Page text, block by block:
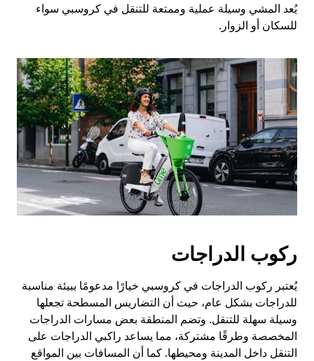
يُعد المشي وسيلة عملية وممتعة للتنقل في كروسبي سواء
للسكان أو الزوار.
ركوب الدراجات
يُعتبر ركوب الدراجات في كروسبي خيارًا مدعومًا ببيئة مناسبة
للدراجات بشكل عام، حيث أن التضاريس المسطحة تجعلها
وسيلة سهلة للتنقل. وتضم المنطقة بعض مسارات الدراجات
المخصصة وطرقًا مشتركة، مما يساعد راكبي الدراجات على
التنقل داخل المدينة ومحيطها. كما أن المسافات بين المواقع